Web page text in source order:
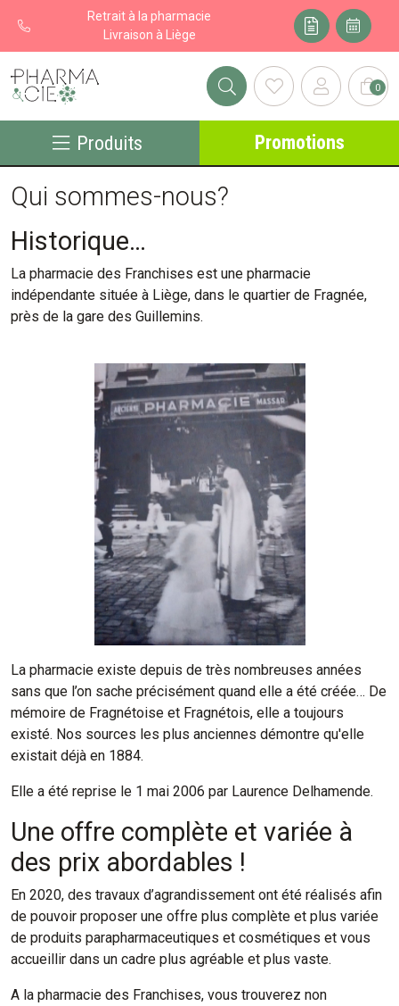
Retrait à la pharmacie
Livraison à Liège
Pharma&cie - Pharmacie des Franchises Votre export 0
Produits Promotions
Qui sommes-nous?
Historique…
La pharmacie des Franchises est une pharmacie
indépendante située à Liège, dans le quartier de Fragnée,
près de la gare des Guillemins.
La pharmacie existe depuis de très nombreuses années
sans que l’on sache précisément quand elle a été créée… De
mémoire de Fragnétoise et Fragnétois, elle a toujours
existé. Nos sources les plus anciennes démontre qu'elle
existait déjà en 1884.
Elle a été reprise le 1 mai 2006 par Laurence Delhamende.
Une offre complète et variée à
des prix abordables !
En 2020, des travaux d’agrandissement ont été réalisés afin
de pouvoir proposer une offre plus complète et plus variée
de produits parapharmaceutiques et cosmétiques et vous
accueillir dans un cadre plus agréable et plus vaste.
A la pharmacie des Franchises, vous trouverez non